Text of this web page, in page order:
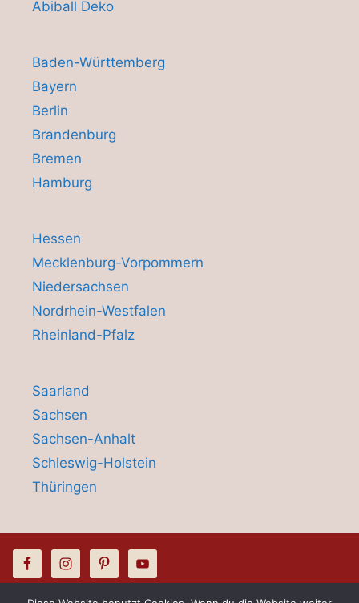
Abiball Deko
Baden-Württemberg
Bayern
Berlin
Brandenburg
Bremen
Hamburg
Hessen
Mecklenburg-Vorpommern
Niedersachsen
Nordrhein-Westfalen
Rheinland-Pfalz
Saarland
Sachsen
Sachsen-Anhalt
Schleswig-Holstein
Thüringen